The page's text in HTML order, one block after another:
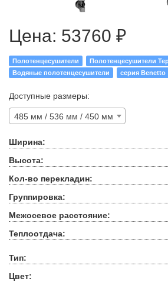
Цена: 53760 ₽
Полотенцесушители
Полотенцесушители
Водяные полотенцесушители
серия Benetto
Доступные размеры:
485 мм / 536 мм / 450 мм
Ширина:
Высота:
Кол-во перекладин:
Группировка:
Межосевое расстояние:
Теплоотдача:
Тип:
Цвет: